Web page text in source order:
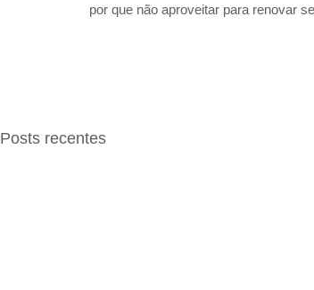
por que não aproveitar para renovar
Posts recentes